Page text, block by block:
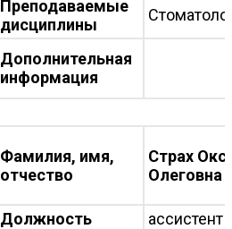
Преподаваемые
дисциплины
Дополнительная
информация
Фамилия, имя,
отчество
Страх
Олеговна
Должность ассистент